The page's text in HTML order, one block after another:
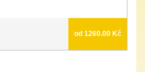
od 1260.00 Kč